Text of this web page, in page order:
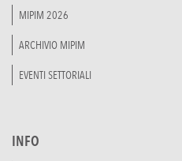
MIPIM 2026
ARCHIVIO MIPIM
EVENTI SETTORIALI
INFO